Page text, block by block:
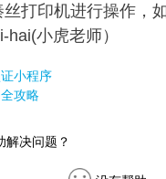
打印机进行操作，
hai(小虎老师）
小程序
攻略
解决问题？